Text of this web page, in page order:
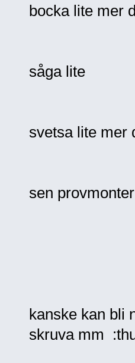
bocka lite mer
såga lite
svetsa lite mer
sen
kanske kan bli
skruva mm